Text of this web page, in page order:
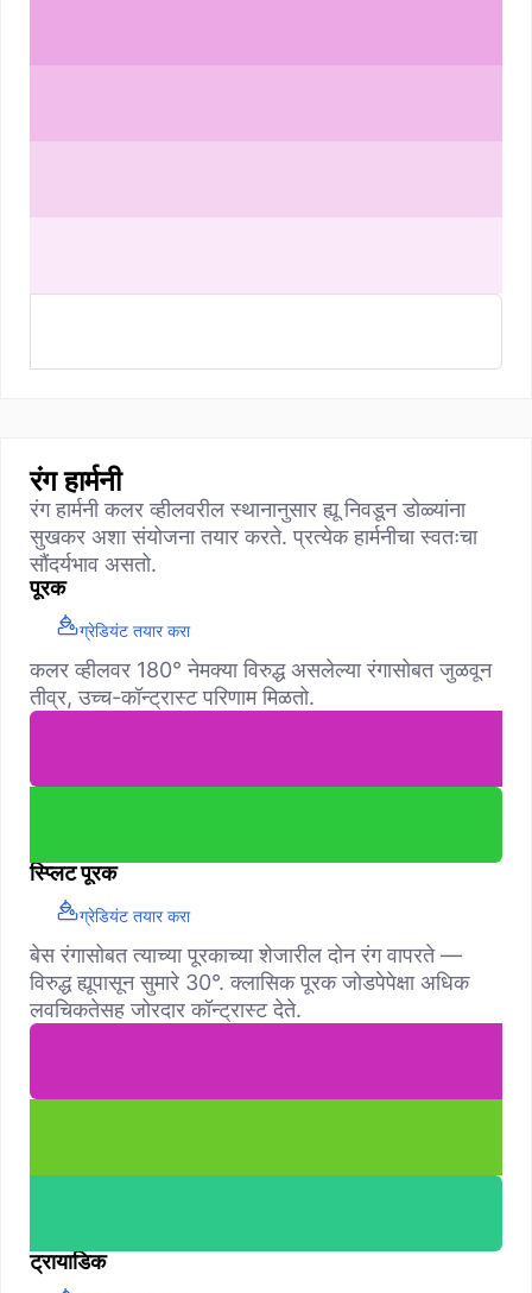
रंग हार्मनी
रंग हार्मनी कलर व्हीलवरील स्थानानुसार ह्यू निवडून डोळ्यांना
सुखकर अशा संयोजना तयार करते. प्रत्येक हार्मनीचा स्वतःचा
सौंदर्यभाव असतो.
पूरक
ग्रेडियंट तयार करा
कलर व्हीलवर 180° नेमक्या विरुद्ध असलेल्या रंगासोबत जुळवून
तीव्र, उच्च-कॉन्ट्रास्ट परिणाम मिळतो.
स्प्लिट पूरक
ग्रेडियंट तयार करा
बेस रंगासोबत त्याच्या पूरकाच्या शेजारील दोन रंग वापरते —
विरुद्ध ह्यूपासून सुमारे 30°. क्लासिक पूरक जोडपेपेक्षा अधिक
लवचिकतेसह जोरदार कॉन्ट्रास्ट देते.
ट्रायाडिक